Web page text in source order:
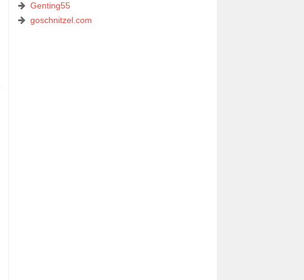
Genting55
goschnitzel.com